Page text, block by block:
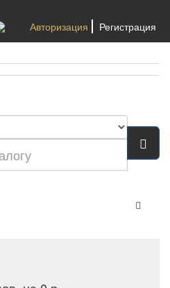
Авторизация
Регистрация